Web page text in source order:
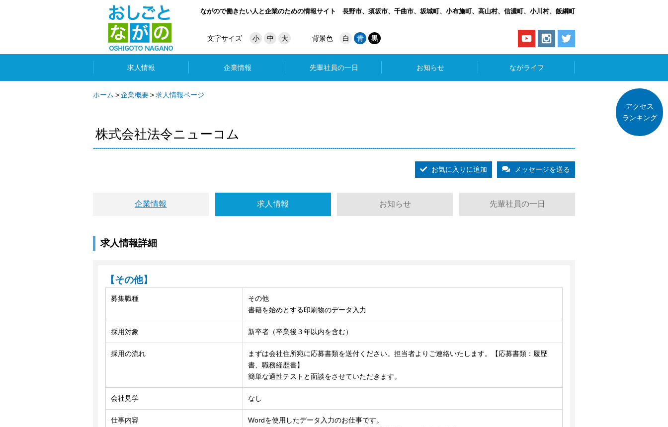
ながので働きたい人と企業のための情報サイト 長野市、須坂市、千曲市、坂城町、小布施町、高山村、信濃町、小川村、飯綱町
文字サイズ 小 中 大 背景色 白 青 黒
求人情報 企業情報 先輩社員の一日 お知らせ ながライフ
ホーム 企業概要 求人情報ページ
株式会社法令ニューコム
お気に入りに追加 メッセージを送る
企業情報 求人情報 お知らせ 先輩社員の一日
求人情報詳細
【その他】
募集職種
その他
書籍を始めとする印刷物のデータ入力
採用対象 新卒者（卒業後３年以内を含む）
採用の流れ
まずは会社住所宛に応募書類を送付ください。担当者よりご連絡いたします。【応募書類：履歴
書、職務経歴書】
簡単な適性テストと面談をさせていただきます。
会社見学 なし
仕事内容
Wordを使用したデータ入力のお仕事です。
アクセス
ランキング